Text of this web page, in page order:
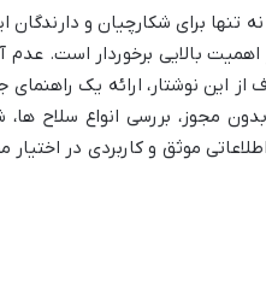
برای شکارچیان و دارندگان
بالایی برخوردار است. عدم
این نوشتار، ارائه یک راهنمای
مجوز، بررسی انواع سلاح ها،
موثق و کاربردی در اختیار